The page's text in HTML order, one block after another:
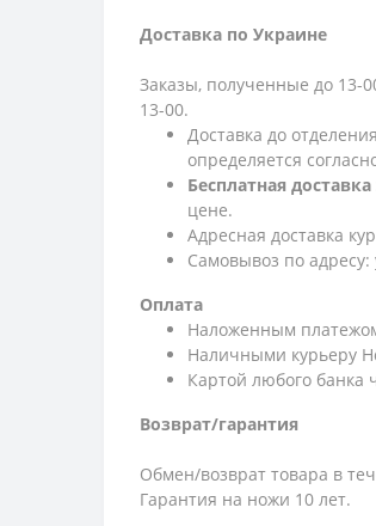
Доставка по Украине
Заказы, полученные до 13-
13-00.
Доставка до
определяется
Бесплатная доставка
цене.
Адресная доставка
Самовывоз по
Оплата
Наложенным
Наличными курьеру
Картой любого банка
Возврат/гарантия
Обмен/возврат товара в
Гарантия на ножи 10 лет.